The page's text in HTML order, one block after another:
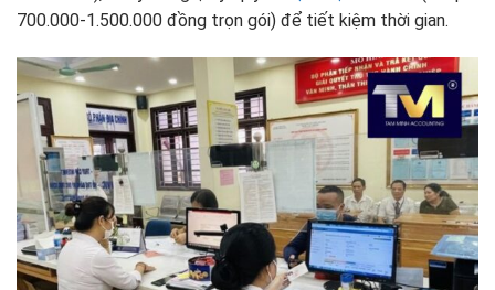
700.000-1.500.000 đồng trọn gói) để tiết kiệm thời gian.